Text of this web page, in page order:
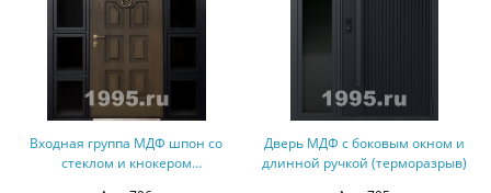
Входная группа МДФ шпон со
стеклом и кнокером
Дверь МДФ с боковым окном и
длинной ручкой (терморазрыв)